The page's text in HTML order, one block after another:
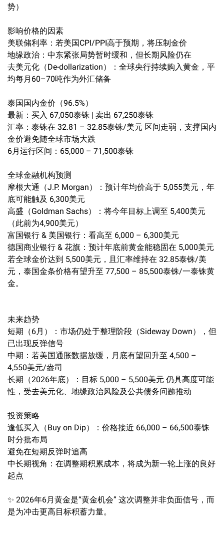
势）
影响价格的因素
美联储利率：若美国CPI/PPI高于预期，将压制金价
地缘政治：中东紧张局势暂时缓和，但长期风险仍在
去美元化（De-dollarization）：全球央行持续购入黄金，平
均每月60–70吨作为外汇储备
泰国国内金价（96.5%）
最新：买入 67,050泰铢 | 卖出 67,250泰铢
汇率：泰铢在 32.81 – 32.85泰铢/美元 区间走弱，支撑国内
金价避免随全球市场大跌
6月运行区间：65,000 – 71,500泰铢
全球金融机构预测
摩根大通（J.P. Morgan）：预计年均价高于 5,055美元，年
底可能触及 6,300美元
高盛（Goldman Sachs）：将今年目标上调至 5,400美元
（此前为4,900美元）
富国银行 & 美国银行：看高至 6,000 – 6,300美元
德国商业银行 & 花旗：预计年底前黄金能稳固在 5,000美元
若全球金价达到 5,500美元，且汇率维持在 32.85泰铢/美
元，泰国金条价格有望升至 77,500 – 85,500泰铢/一泰铢黄
金。
未来趋势
短期（6月）：市场仍处于整理阶段（Sideway Down），但
已出现反弹信号
中期：若美国通胀数据放缓，月底有望回升至 4,500 –
4,550美元/盎司
长期（2026年底）：目标 5,000 – 5,500美元 仍具高度可能
性，受去美元化、地缘政治风险及公共债务问题推动
投资策略
逢低买入（Buy on Dip）：价格接近 66,000 – 66,500泰铢
时分批布局
避免在短期反弹时追高
中长期视角：在调整期积累成本，将成为新一轮上涨的良好
起点
✨ 2026年6月黄金是“黄金机会” 这次调整并非负面信号，而
是为冲击更高目标积蓄力量。